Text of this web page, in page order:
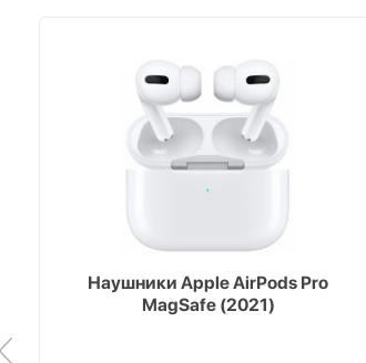
Наушники Apple AirPods Pro
MagSafe (2021)